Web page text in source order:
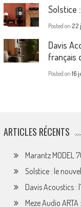
Solstice
Posted on 22
Davis
français
Posted on 16
ARTICLES RÉCENTS
Marantz MODEL
Solstice : le
Davis Acoustics :
Meze Audio